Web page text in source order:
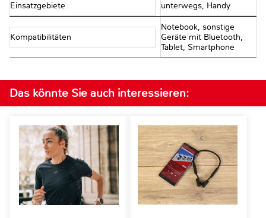
Einsatzgebiete unterwegs, Handy
Kompatibilitäten
Notebook, sonstige
Geräte mit Bluetooth,
Tablet, Smartphone
Das könnte Sie auch interessieren: